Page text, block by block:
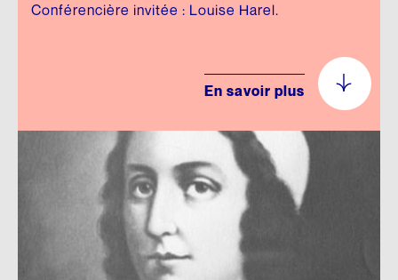
Conférencière invitée : Louise Harel.
En savoir plus